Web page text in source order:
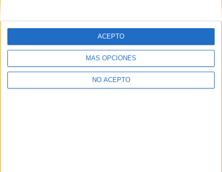
MÁS OPCIONES
NO ACEPTO
ACEPTO